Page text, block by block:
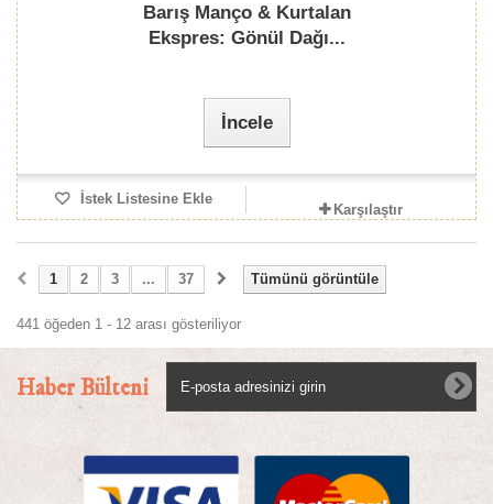
Barış Manço & Kurtalan
Ekspres: Gönül Dağı...
İncele
İstek Listesine Ekle
Karşılaştır
Tümünü görüntüle
1 2 3 ... 37
441 öğeden 1 - 12 arası gösteriliyor
Haber Bülteni